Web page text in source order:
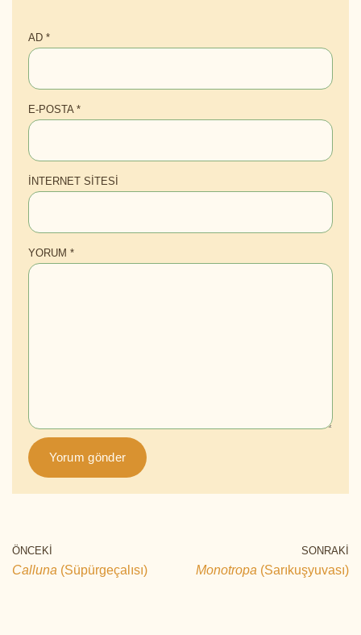
AD *
E-POSTA *
İNTERNET SITESI
YORUM *
ÖNCEKI
Calluna (Süpürgeçalısı)
SONRAKI
Monotropa (Sarıkuşyuvası)